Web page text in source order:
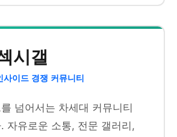
시갤
사이드 경쟁 커뮤니티
넘어서는 차세대 커뮤니티
자유로운 소통, 전문 갤러리,